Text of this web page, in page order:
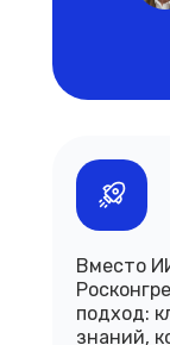
Вместо
подход:
знаний,